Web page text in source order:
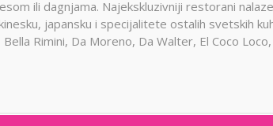
ili dagnjama. Najekskluzivniji restorani
japansku i specijalitete ostalih svetskih
Rimini, Da Moreno, Da Walter, El Coco Loco,